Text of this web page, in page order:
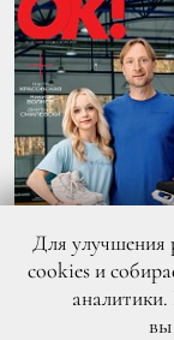
Для улучшения
cookies и
вы